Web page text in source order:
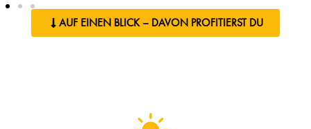
AUF EINEN BLICK – DAVON PROFITIERST DU